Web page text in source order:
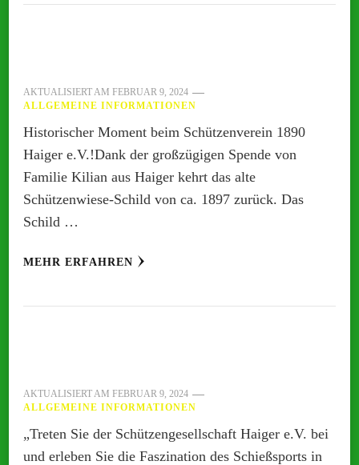
AKTUALISIERT AM FEBRUAR 9, 2024
ALLGEMEINE INFORMATIONEN
Historischer Moment beim Schützenverein 1890
Haiger e.V.!Dank der großzügigen Spende von
Familie Kilian aus Haiger kehrt das alte
Schützenwiese-Schild von ca. 1897 zurück. Das
Schild …
MEHR ERFAHREN
AKTUALISIERT AM FEBRUAR 9, 2024
ALLGEMEINE INFORMATIONEN
„Treten Sie der Schützengesellschaft Haiger e.V. bei
und erleben Sie die Faszination des Schießsports in